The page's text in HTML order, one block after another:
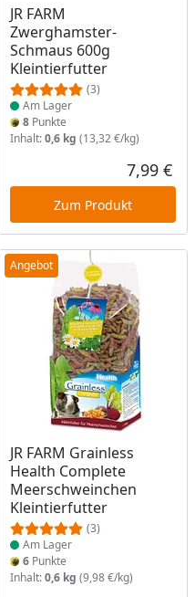
Preis
JR FARM
Zwerghamster-
Schmaus 600g
Kleintierfutter
(3)
Produkt am Lager
Am Lager
8Punkte
Inhalt:0,6 kg (13,32 €/kg)
7,99 €
Zum Produkt
Angebot
JR FARM Grainless
Health Complete
Meerschweinchen
Kleintierfutter
(3)
Produkt am Lager
Am Lager
6Punkte
Inhalt:0,6 kg (9,98 €/kg)